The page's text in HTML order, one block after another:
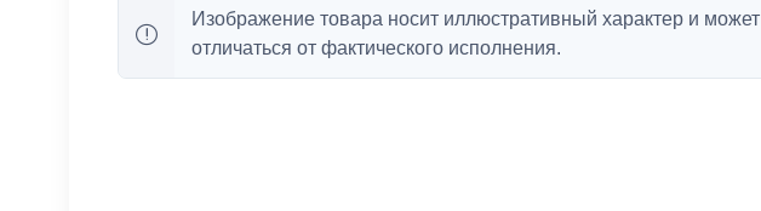
Изображение товара носит иллюстративный характер и может
отличаться от фактического исполнения.